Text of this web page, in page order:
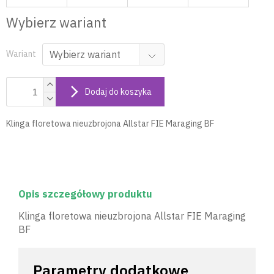
Wybierz wariant
Wariant
Dodaj do koszyka
Klinga floretowa nieuzbrojona Allstar FIE Maraging BF
Opis szczegółowy produktu
Klinga floretowa nieuzbrojona Allstar FIE Maraging
BF